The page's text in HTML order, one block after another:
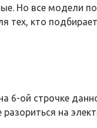
Но все
тех, кто
6-ой строчке
на